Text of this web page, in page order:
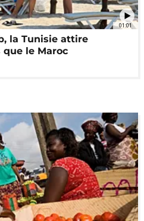
01:01
la Tunisie attire
le Maroc